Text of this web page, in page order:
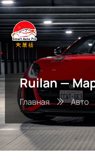
Ruilan —
Главная Авто